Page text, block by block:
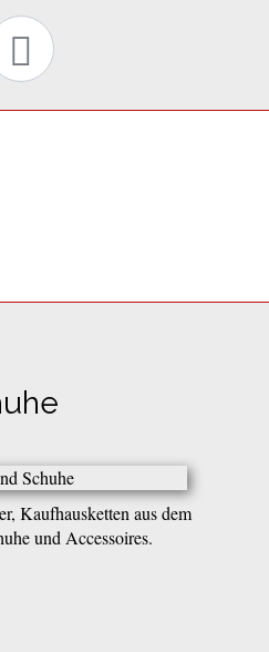
Kaufhausketten aus dem
und Accessoires.